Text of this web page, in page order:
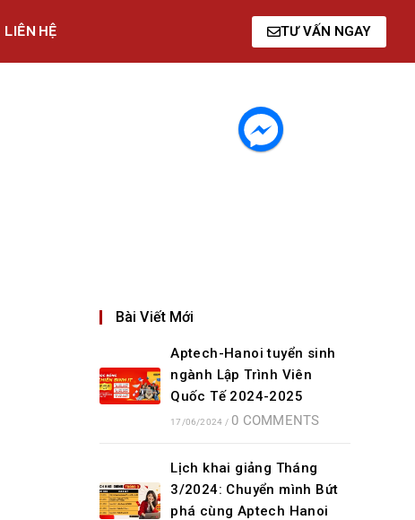
LIÊN HỆ TƯ VẤN NGAY
Bài Viết Mới
Aptech-Hanoi tuyển sinh
ngành Lập Trình Viên
Quốc Tế 2024-2025
17/06/2024 / 0 COMMENTS
Lịch khai giảng Tháng
3/2024: Chuyển mình Bứt
phá cùng Aptech Hanoi